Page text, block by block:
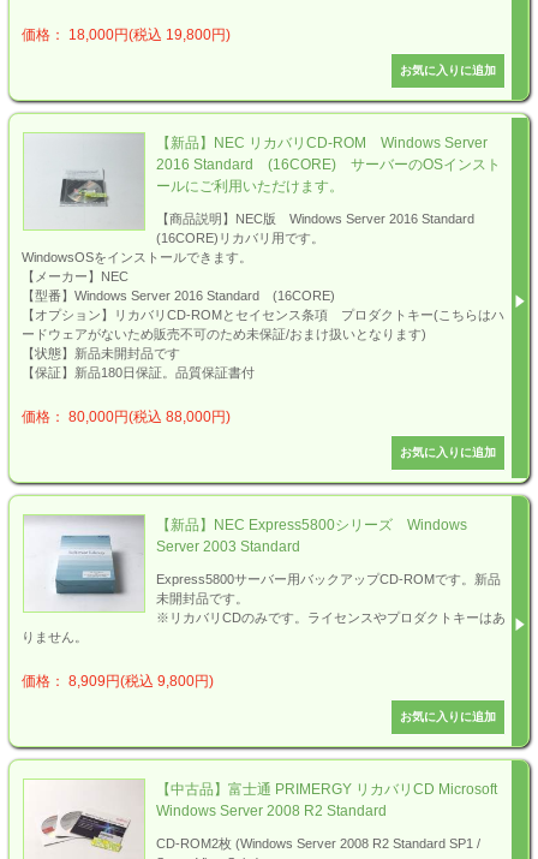
価格： 18,000円(税込 19,800円)
【新品】NEC リカバリCD-ROM Windows Server
2016 Standard (16CORE) サーバーのOSインスト
ールにご利用いただけます。
【商品説明】NEC版 Windows Server 2016 Standard
(16CORE)リカバリ用です。
WindowsOSをインストールできます。
【メーカー】NEC
【型番】Windows Server 2016 Standard (16CORE)
【オプション】リカバリCD-ROMとセイセンス条項 プロダクトキー(こちらはハ
ードウェアがないため販売不可のため未保証/おまけ扱いとなります)
【状態】新品未開封品です
【保証】新品180日保証。品質保証書付
価格： 80,000円(税込 88,000円)
【新品】NEC Express5800シリーズ Windows
Server 2003 Standard
Express5800サーバー用バックアップCD-ROMです。新品
未開封品です。
※リカバリCDのみです。ライセンスやプロダクトキーはあ
りません。
価格： 8,909円(税込 9,800円)
【中古品】富士通 PRIMERGY リカバリCD Microsoft
Windows Server 2008 R2 Standard
CD-ROM2枚 (Windows Server 2008 R2 Standard SP1 /